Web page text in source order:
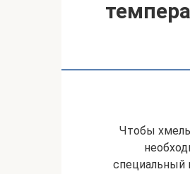
Чтобы
специальный